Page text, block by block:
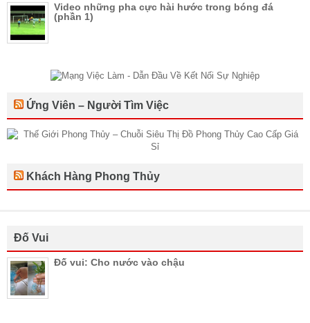
Video những pha cực hài hước trong bóng đá
(phần 1)
Ứng Viên – Người Tìm Việc
Khách Hàng Phong Thủy
Đố Vui
Đố vui: Cho nước vào chậu